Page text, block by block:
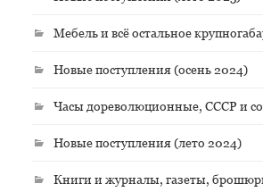
Мебель и всё остальное
Новые поступления (осень 2024)
Часы дореволюционные, СССР и
Новые поступления (лето 2024)
Книги и журналы, газеты,